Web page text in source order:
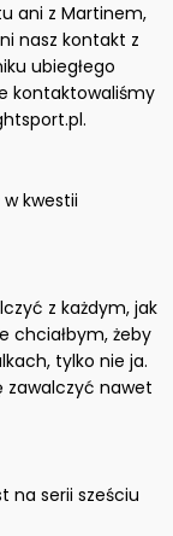
ani z Martinem,
nasz kontakt z
ubiegłego
kontaktowaliśmy
w kwestii
z każdym, jak
chciałbym, żeby
tylko nie ja.
zawalczyć nawet
na serii sześciu